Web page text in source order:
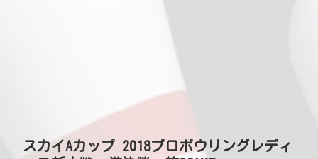
スカイAカップ 2018プロボウリングレディ